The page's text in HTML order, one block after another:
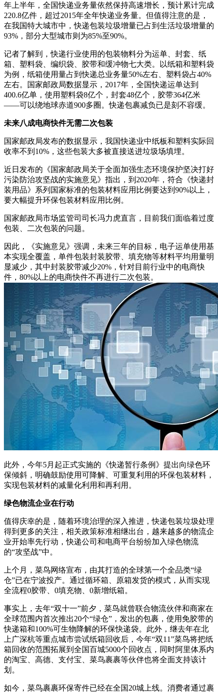
年上半年，全国快递业务量依然保持高速增长，预计累计完成
220.8亿件，超过2015年全年快递业务量。但值得注意的是，
在我国特大城市中，快递包装垃圾增量已占到生活垃圾增量的
93%，部分大型城市则为85%至90%。
记者了解到，快递行业使用的包装物料分为运单、封套、纸
箱、塑料袋、编织袋、胶带和缓冲物七大类。以纸箱和塑料袋
为例，纸箱使用量占到快递总业务量50%左右、塑料袋占40%
左右。国家邮政局数据显示，2017年，全国快递运单达到
400.6亿单，使用塑料袋8亿个，封套48亿个，胶带364亿米
——可以绕地球赤道900多圈。快递包裹减负已是刻不容缓。
未来八成电商快件无需二次包装
国家邮政局发布的数据显示，我国快递业中纸板和塑料实际回
收率不到10%，这些包装大多被直接送进垃圾场填埋。
近日发布的《国家邮政局关于全面加强生态环境保护坚决打好
污染防治攻坚战的实施意见》指出，到2020年，符合《快递封
装用品》系列国家标准的包装材料应用比例要达到90%以上，
要大幅提升环保包装材料应用比例。
国家邮政局市场监管司司长冯力虎直言，目前我们面临着过度
包装、二次包装的问题。
因此，《实施意见》强调，未来三年的目标，电子运单使用基
本实现全覆盖，单件包装封装胶带、填充物等材料平均用量明
显减少，其中封装胶带减少20%，针对目前行业中的电商快
件，80%以上的电商快件不再进行二次包装。
此外，今年5月起正式实施的《快递暂行条例》提出向绿色环
保倾斜，明确鼓励使用可降解、可重复利用的环保包装材料，
实现包装材料的减量化利用和再利用。
绿色物流企业在行动
值得庆幸的是，随着环境治理的深入推进，快递包装垃圾处理
得到更多的关注，相关政策标准相继出台，越来越多的物流企
业开始率先行动，快递公司和电商平台纷纷加入绿色物流
的“攻坚战”中。
上个月，菜鸟网络宣布，由其打造的全球第一个全品类“绿
仓”已在宁波投产。通过循环箱、原箱发货的模式，从而实现
全流程0胶带、0填充物、0新增纸箱。
事实上，去年“双十一”前夕，菜鸟就曾联合物流伙伴和商家在
全球范围内首次推出20个“绿仓”，发出的包裹，使用免胶带的
快递箱和100%可生物降解的环保快递袋。此外，继去年在北
上广深杭等重点城市尝试纸箱回收后，今年“双11”菜鸟将把纸
箱回收的范围拓展到全国百城5000个回收点，同时阿里体系内
的淘宝、高德、支付宝、菜鸟裹裹等伙伴也将全面支持该计
划。
如今，菜鸟裹裹环保寄件已经在全国20城上线。消费者通过裹